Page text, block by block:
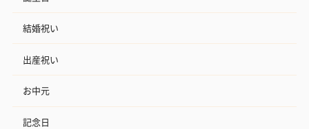
結婚祝い
出産祝い
お中元
記念日